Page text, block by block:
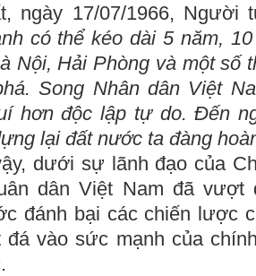
ngày 17/07/1966, Người
có thể kéo dài 5 năm,
Nội, Hải Phòng và một số
Song Nhân dân Việt
hơn độc lập tự do. Đến
lạiđất nước ta đàng
dưới sự lãnh đạo của
dân Việt Nam đã vượt
đánh bại các chiến lược
vào sức mạnh của